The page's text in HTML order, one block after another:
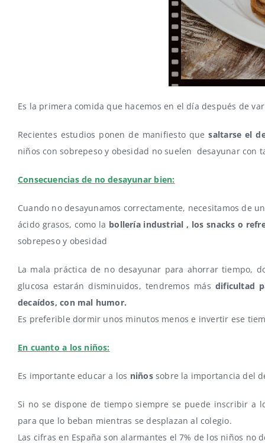
Es la primera comida que hacemos en el día después de
Recientes estudios ponen de manifiesto quesaltarse el
niños con sobrepeso y obesidad no suelen desayunar con
Consecuencias de no desayunar bien:
Cuando no desayunamos correctamente, necesitamos de
ácido grasos, como la bollería industrial , los snacks o
sobrepeso y obesidad
La mala práctica de no desayunar para ahorrar tiempo,
glucosa estarán disminuidos, tendremos más dificultad
decaídos, con mal humor.
Es preferible dormir unos minutos menos e invertir ese
En cuanto a los niños:
Es importante educar a los niñossobre la importancia del
Si no se dispone de tiempo siempre se puede inscribir a
para que lo beban mientras se desplazan al colegio.
Las cifras en España son alarmantes el 7% de los niños no